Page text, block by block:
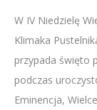
W IV Niedzielę
Klimaka
przypada święto
podczas
Eminencja,